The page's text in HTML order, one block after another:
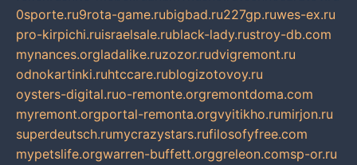
0sporte.ru9rota-game.rubigbad.ru227gp.ruwes-ex.ru
pro-kirpichi.ruisraelsale.rublack-lady.rustroy-db.com
mynances.orgladalike.ruzozor.rudvigremont.ru
odnokartinki.ruhtccare.rublogizotovoy.ru
oysters-digital.ruo-remonte.orgremontdoma.com
myremont.orgportal-remonta.orgvyitikho.rumirjon.ru
superdeutsch.rumycrazystars.rufilosofyfree.com
mypetslife.orgwarren-buffett.orggreleon.comsp-or.ru